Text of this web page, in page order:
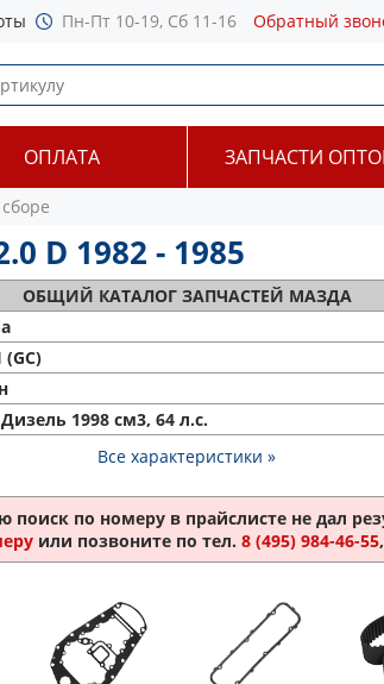
Пн-Пт 10-19, Сб 11-16 Обратный
ОПЛАТА ЗАПЧАСТИ
D 1982 - 1985
ОБЩИЙ КАТАЛОГ ЗАПЧАСТЕЙ МАЗДА
(GC)
Дизель 1998 см3, 64 л.с.
Все характеристики »
поиск по номеру в прайслисте не дал
или позвоните по тел. 8 (495) 984-46-55